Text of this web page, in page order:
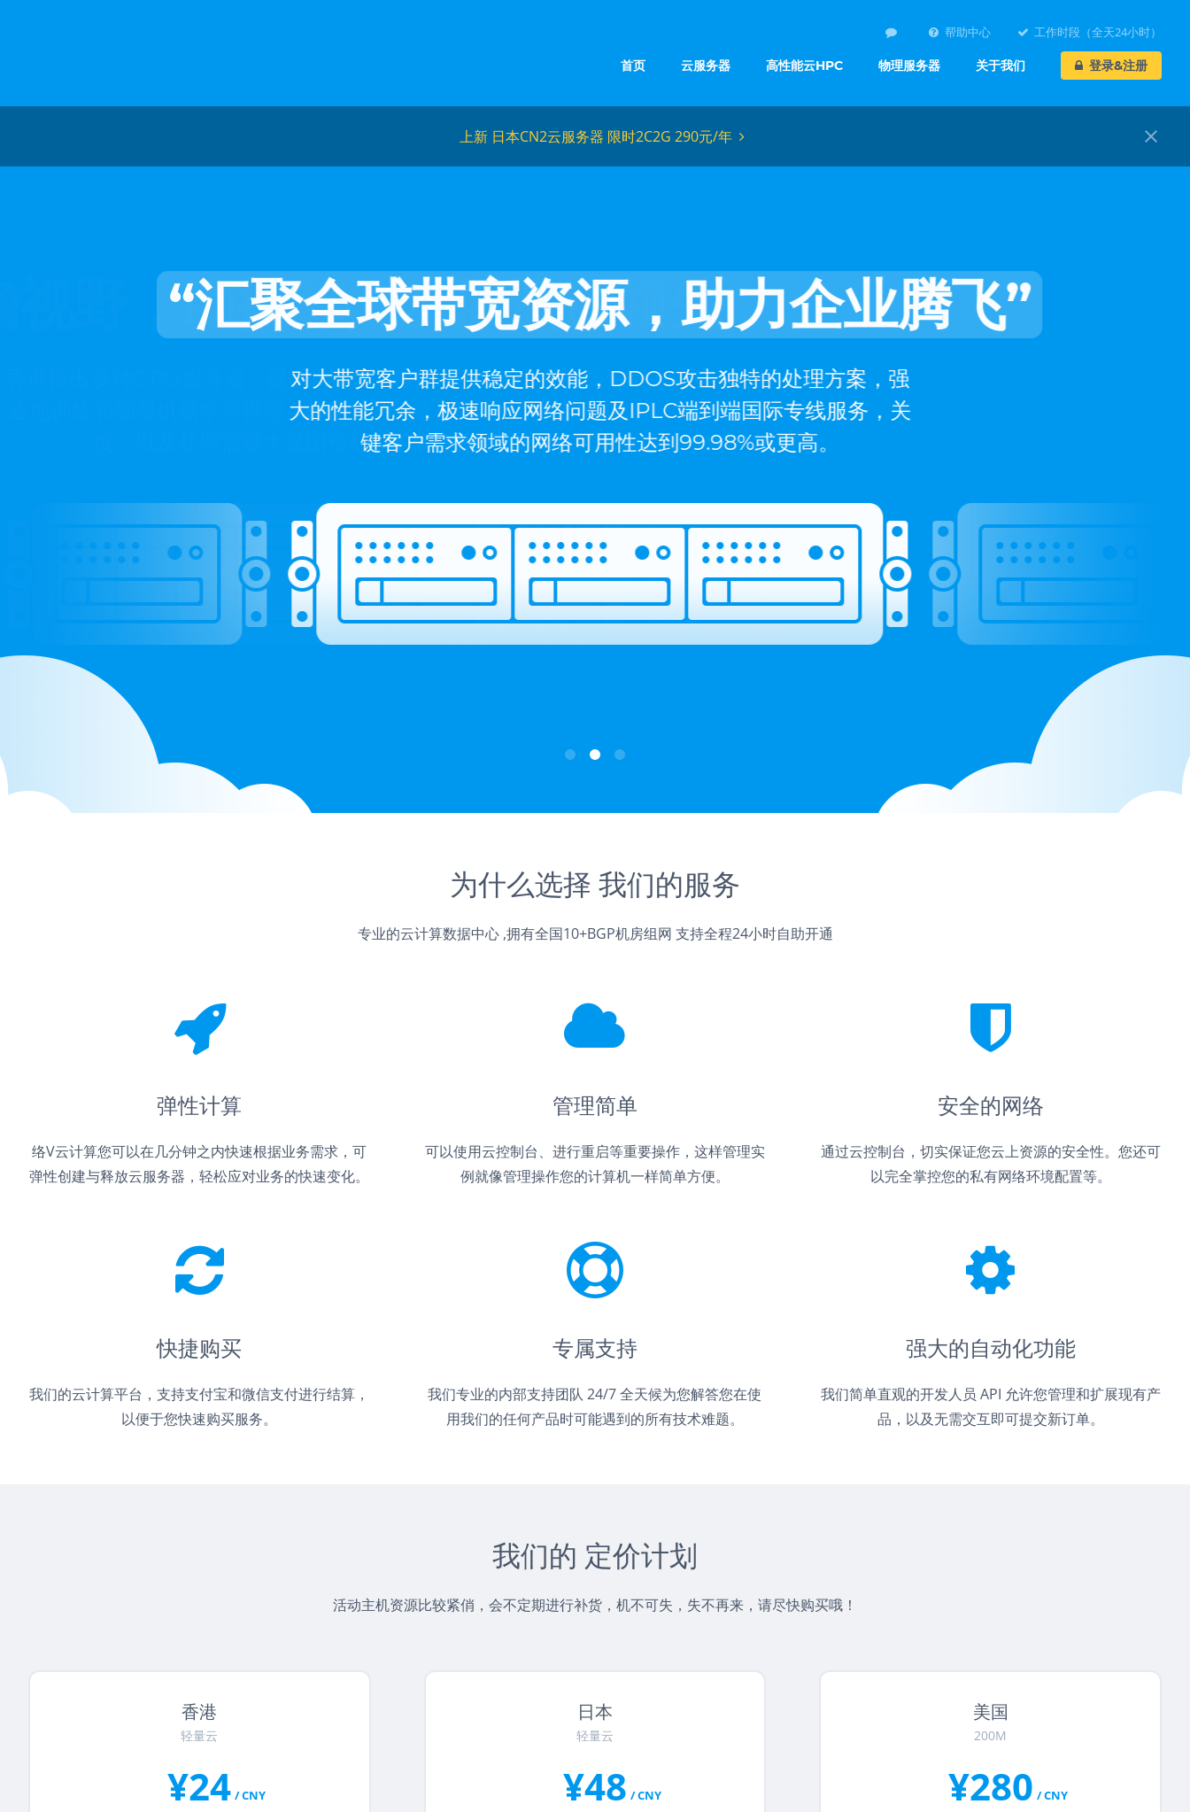
首页 云服务器 高性能云HPC 物理服务器 关于我们 登录&注册
帮助中心 工作时段（全天24小时）
close
上新 日本CN2云服务器 限时2C2G 290元/年
“汇聚全球带宽资源，助力企业腾飞”
对大带宽客户群提供稳定的效能，DDOS攻击独特的处理方案，强
大的性能冗余，极速响应网络问题及IPLC端到端国际专线服务，关
键客户需求领域的网络可用性达到99.98%或更高。
为什么选择 我们的服务
专业的云计算数据中心 ,拥有全国10+BGP机房组网 支持全程24小时自助开通
弹性计算
络V云计算您可以在几分钟之内快速根据业务需求，可
弹性创建与释放云服务器，轻松应对业务的快速变化。
管理简单
可以使用云控制台、进行重启等重要操作，这样管理实
例就像管理操作您的计算机一样简单方便。
安全的网络
通过云控制台，切实保证您云上资源的安全性。您还可
以完全掌控您的私有网络环境配置等。
快捷购买
我们的云计算平台，支持支付宝和微信支付进行结算，
以便于您快速购买服务。
专属支持
我们专业的内部支持团队 24/7 全天候为您解答您在使
用我们的任何产品时可能遇到的所有技术难题。
强大的自动化功能
我们简单直观的开发人员 API 允许您管理和扩展现有产
品，以及无需交互即可提交新订单。
我们的 定价计划
活动主机资源比较紧俏，会不定期进行补货，机不可失，失不再来，请尽快购买哦！
香港
轻量云
¥24 / CNY
日本
轻量云
¥48 / CNY
美国
200M
¥280 / CNY